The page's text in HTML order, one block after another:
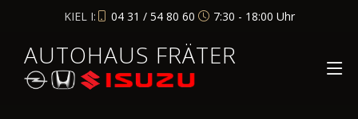
KIEL I: 04 31 / 54 80 60 7:30 - 18:00 Uhr
AUTOHAUS FRÄTER